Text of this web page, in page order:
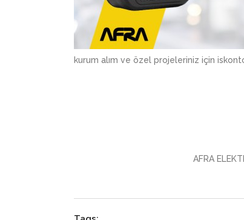
kurum alım ve özel projeleriniz için
AFRA